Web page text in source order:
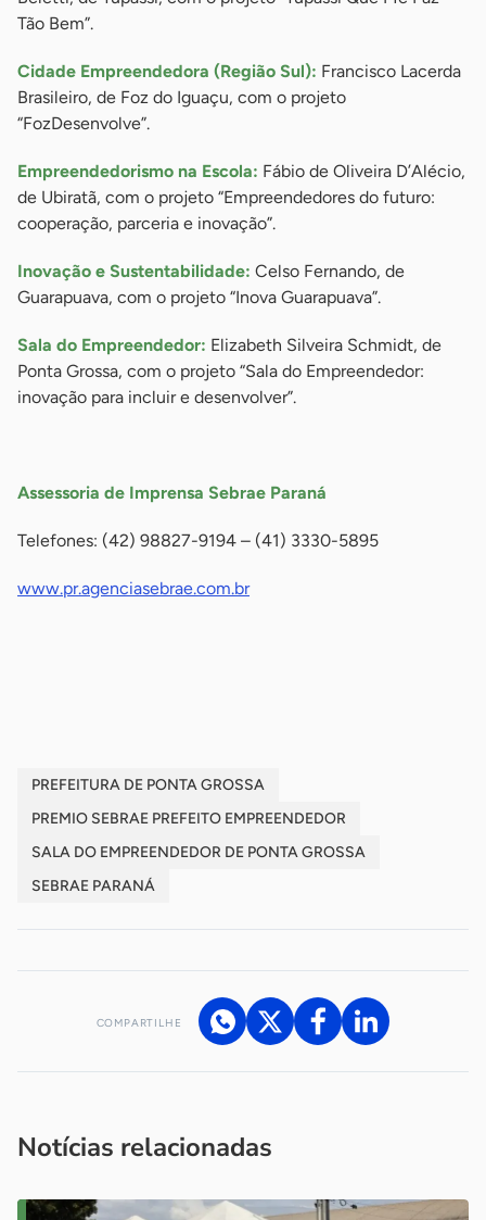
Tão Bem”.
Cidade Empreendedora (Região Sul): Francisco Lacerda
Brasileiro, de Foz do Iguaçu, com o projeto
“FozDesenvolve”.
Empreendedorismo na Escola: Fábio de Oliveira D’Alécio,
de Ubiratã, com o projeto “Empreendedores do futuro:
cooperação, parceria e inovação”.
Inovação e Sustentabilidade: Celso Fernando, de
Guarapuava, com o projeto “Inova Guarapuava”.
Sala do Empreendedor: Elizabeth Silveira Schmidt, de
Ponta Grossa, com o projeto “Sala do Empreendedor:
inovação para incluir e desenvolver”.
Assessoria de Imprensa Sebrae Paraná
Telefones: (42) 98827-9194 – (41) 3330-5895
www.pr.agenciasebrae.com.br
PREFEITURA DE PONTA GROSSA
PREMIO SEBRAE PREFEITO EMPREENDEDOR
SALA DO EMPREENDEDOR DE PONTA GROSSA
SEBRAE PARANÁ
COMPARTILHE
Notícias relacionadas